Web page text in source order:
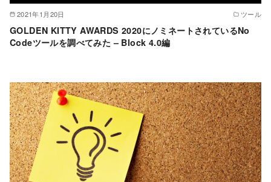
2021年1月20日 ツール
GOLDEN KITTY AWARDS 2020にノミネートされているNo
Codeツールを調べてみた – Block 4.0編